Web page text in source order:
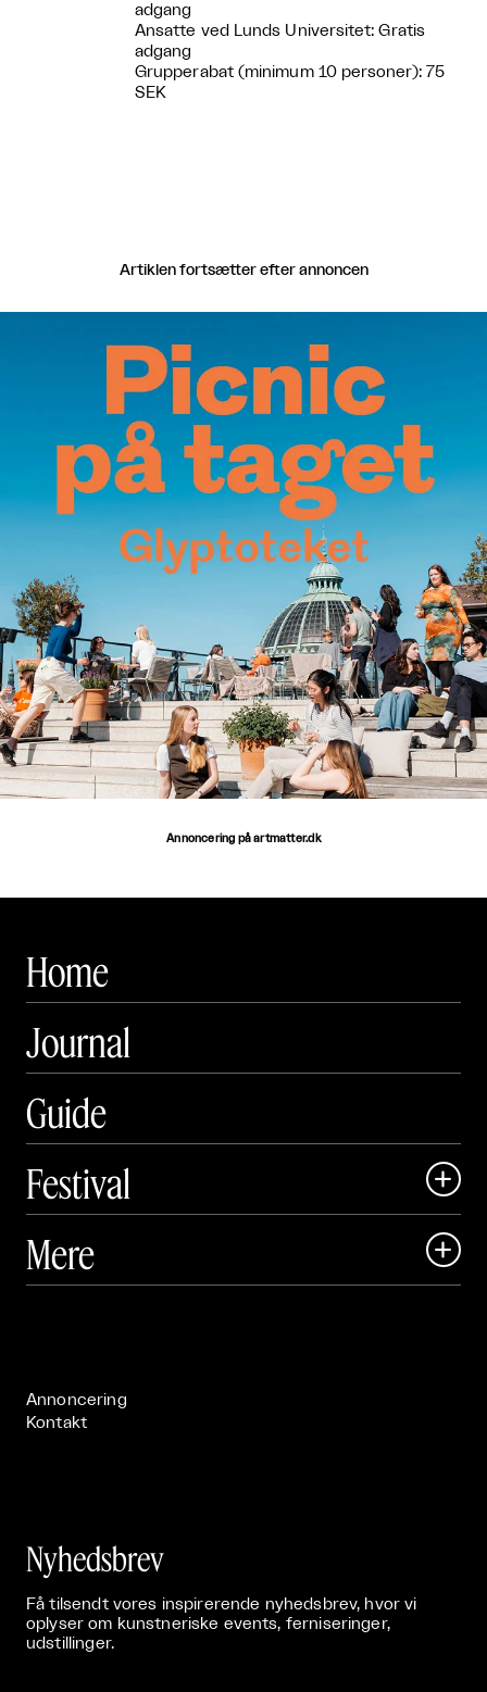
adgang
Ansatte ved Lunds Universitet: Gratis
adgang
Grupperabat (minimum 10 personer): 75
SEK
Artiklen fortsætter efter annoncen
Annoncering på artmatter.dk
Home
Journal
Guide
Festival

 Art Matter Festival
Mere 
Annoncering
Kontakt
Nyhedsbrev
Få tilsendt vores inspirerende nyhedsbrev, hvor vi
oplyser om kunstneriske events, ferniseringer,
udstillinger.